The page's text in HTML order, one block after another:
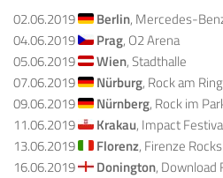
02.06.2019 Berlin, Mercedes-
04.06.2019
Prag, O2 Arena
05.06.2019
Wien, Stadthalle
07.06.2019
Nürburg, Rock am Ring
09.06.2019
Nürnberg, Rock im
11.06.2019
Krakau, Impact
13.06.2019
Florenz, Firenze
16.06.2019
Donington, Download